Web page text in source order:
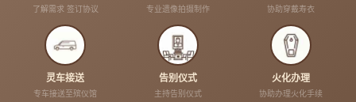
了解需求 签订协议 专业遗像拍摄制作 协助穿戴寿衣
灵车接送
专车接送至殡仪馆
告别仪式
主持告别仪式
火化办理
协助办理火化手续